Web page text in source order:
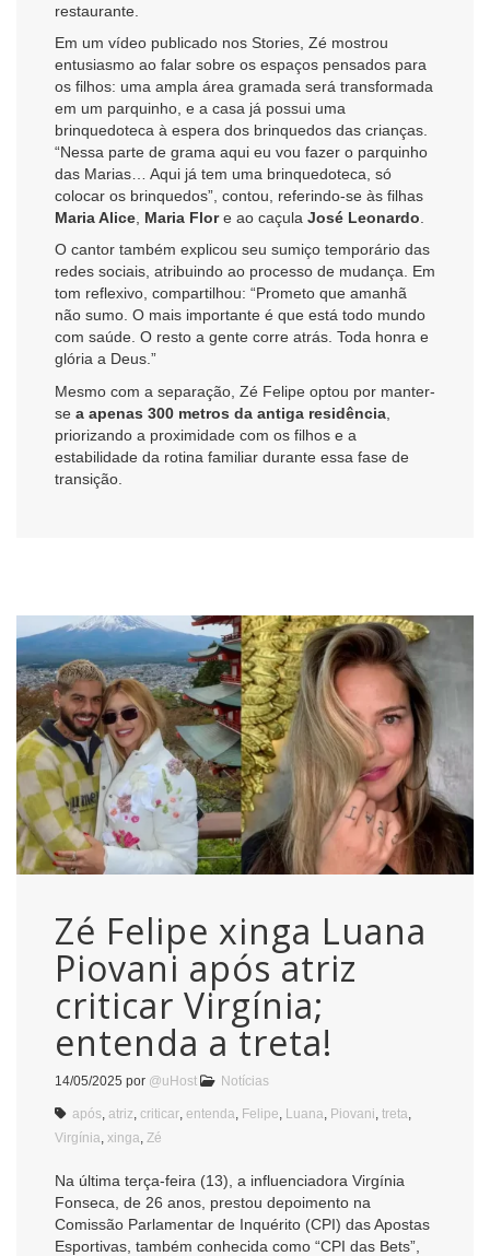
restaurante.
Em um vídeo publicado nos Stories, Zé mostrou
entusiasmo ao falar sobre os espaços pensados para
os filhos: uma ampla área gramada será transformada
em um parquinho, e a casa já possui uma
brinquedoteca à espera dos brinquedos das crianças.
“Nessa parte de grama aqui eu vou fazer o parquinho
das Marias… Aqui já tem uma brinquedoteca, só
colocar os brinquedos”, contou, referindo-se às filhas
Maria Alice Maria Flore ao caçula José Leonardo
O cantor também explicou seu sumiço temporário das
redes sociais, atribuindo ao processo de mudança. Em
tom reflexivo, compartilhou: “Prometo que amanhã
não sumo. O mais importante é que está todo mundo
com saúde. O resto a gente corre atrás. Toda honra e
glória a Deus.”
Mesmo com a separação, Zé Felipe optou por manter-
se a apenas 300 metros da antiga residência
priorizando a proximidade com os filhos e a
estabilidade da rotina familiar durante essa fase de
transição.
Zé Felipe xinga Luana
Piovani após atriz
criticar Virgínia;
entenda a treta!
14/05/2025 por @uHost Notícias
após atriz criticar entenda Felipe Luana Piovani treta
Virgínia xinga Zé
Na última terça-feira (13), a influenciadora Virgínia
Fonseca, de 26 anos, prestou depoimento na
Comissão Parlamentar de Inquérito (CPI) das Apostas
Esportivas, também conhecida como “CPI das Bets”,